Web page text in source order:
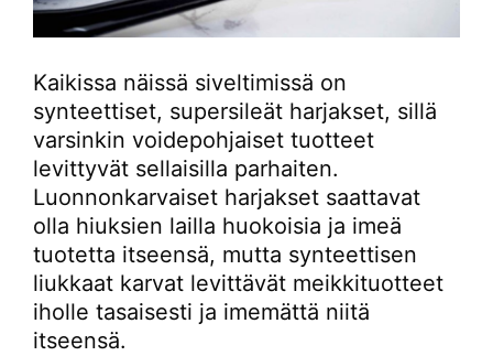
Kaikissa näissä siveltimissä on
synteettiset, supersileät harjakset, sillä
varsinkin voidepohjaiset tuotteet
levittyvät sellaisilla parhaiten.
Luonnonkarvaiset harjakset saattavat
olla hiuksien lailla huokoisia ja imeä
tuotetta itseensä, mutta synteettisen
liukkaat karvat levittävät meikkituotteet
iholle tasaisesti ja imemättä niitä
itseensä.